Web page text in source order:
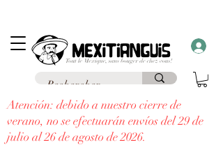
Atención: debido a nuestro cierre de
verano, no se efectuarán envíos del 29 de
julio al 26 de agosto de 2026.